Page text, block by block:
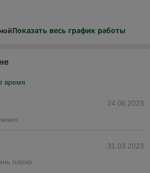
Показать весь график работы
время
24.06.2023
31.03.2023
плохо